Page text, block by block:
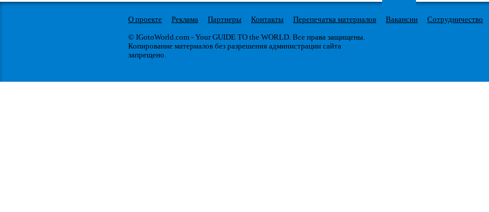
О проекте Реклама Партнеры Контакты Перепечатка материалов Вакансии Сотрудничество
© IGotoWorld.com - Your GUIDE TO the WORLD. Все права защищены.
Копирование материалов без разрешения администрации сайта
запрещено.